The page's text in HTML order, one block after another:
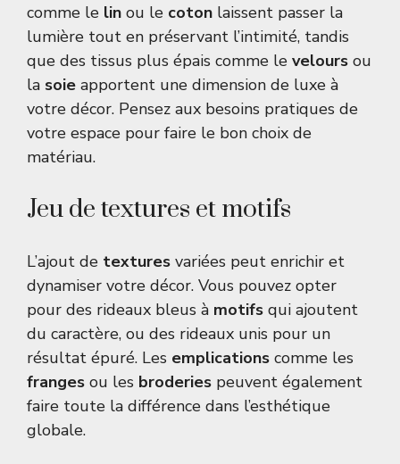
comme le lin ou le coton laissent passer la
lumière tout en préservant l’intimité, tandis
que des tissus plus épais comme le velours ou
la soie apportent une dimension de luxe à
votre décor. Pensez aux besoins pratiques de
votre espace pour faire le bon choix de
matériau.
Jeu de textures et motifs
L’ajout de textures variées peut enrichir et
dynamiser votre décor. Vous pouvez opter
pour des rideaux bleus à motifs qui ajoutent
du caractère, ou des rideaux unis pour un
résultat épuré. Les emplications comme les
franges ou les broderies peuvent également
faire toute la différence dans l’esthétique
globale.